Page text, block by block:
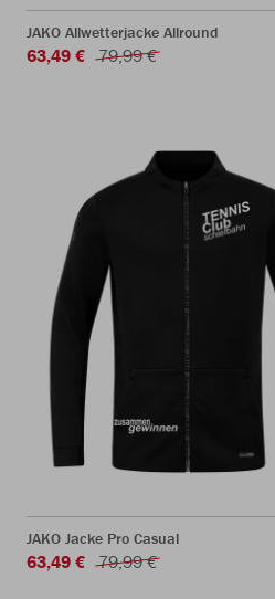
JAKO Allwetterjacke Allround
63,49 € 79,99 €
JAKO Jacke Pro Casual
63,49 € 79,99 €